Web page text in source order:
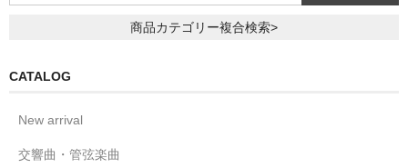
商品カテゴリー複合検索>
CATALOG
New arrival
交響曲・管弦楽曲